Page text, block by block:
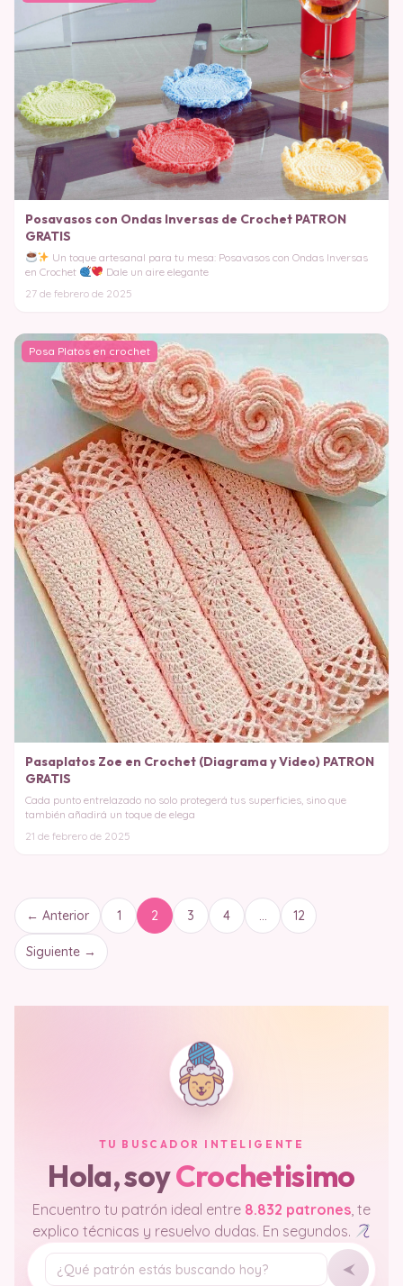
Posavasos con Ondas Inversas de Crochet PATRON
GRATIS
Un toque artesanal para tu mesa: Posavasos con Ondas Inversas
en Crochet
Dale un aire elegante
27 de febrero de 2025
Posa Platos en crochet
Pasaplatos Zoe en Crochet (Diagrama y Video) PATRON
GRATIS
Cada punto entrelazado no solo protegerá tus superficies, sino que
también añadirá un toque de elega
21 de febrero de 2025
← Anterior 1 2 3 4 … 12
Siguiente →
TU BUSCADOR INTELIGENTE
Hola, soyCrochetisimo
Encuentro tu patrón ideal entre 8.832 patrones, te
explico técnicas y resuelvo dudas. En segundos.
Tu pregunta